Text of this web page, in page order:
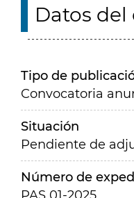
Datos
Tipo de
Convocatoria
Situación
Pendiente de
Número de